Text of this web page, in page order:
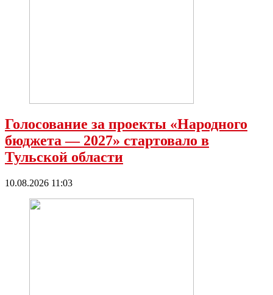
Голосование за проекты «Народного
бюджета — 2027» стартовало в
Тульской области
10.08.2026 11:03